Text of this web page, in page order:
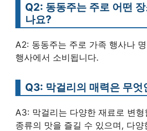
Q2: 동동주는 주로 어떤
나요?
A2: 동동주는 주로 가족 행사나
행사에서 소비됩니다.
Q3: 막걸리의 매력은 무엇
A3: 막걸리는 다양한 재료로 변형
종류의 맛을 즐길 수 있으며, 다양